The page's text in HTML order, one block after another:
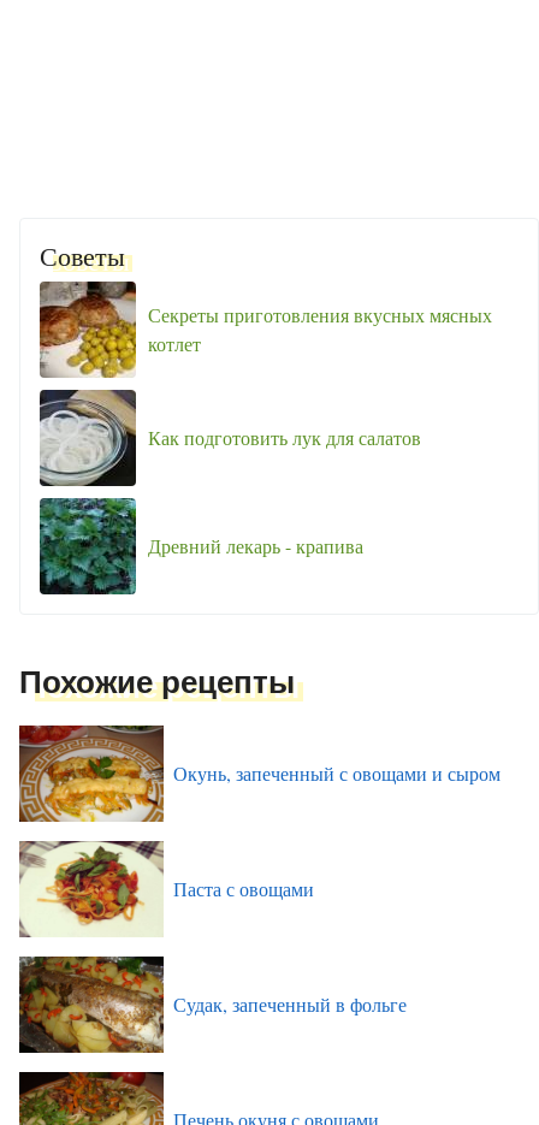
Советы
Секреты приготовления вкусных мясных
котлет
Как подготовить лук для салатов
Древний лекарь - крапива
Похожие рецепты
Окунь, запеченный с овощами и сыром
Паста с овощами
Судак, запеченный в фольге